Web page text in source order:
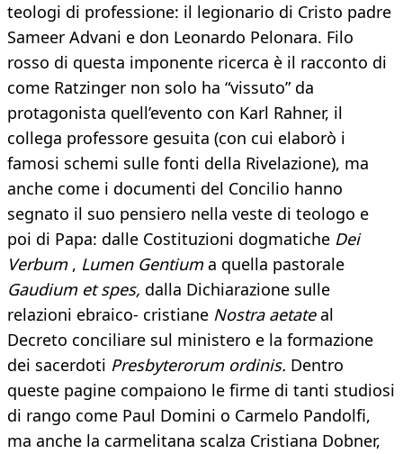
teologi di professione: il legionario di Cristo padre
Sameer Advani e don Leonardo Pelonara. Filo
rosso di questa imponente ricerca è il racconto di
come Ratzinger non solo ha “vissuto” da
protagonista quell’evento con Karl Rahner, il
collega professore gesuita (con cui elaborò i
famosi schemi sulle fonti della Rivelazione), ma
anche come i documenti del Concilio hanno
segnato il suo pensiero nella veste di teologo e
poi di Papa: dalle Costituzioni dogmatiche Dei
Verbum, Lumen Gentiuma quella pastorale
Gaudium et spes, dalla Dichiarazione sulle
relazioni ebraico- cristiane Nostra aetateal
Decreto conciliare sul ministero e la formazione
dei sacerdoti Presbyterorum ordinis. Dentro
queste pagine compaiono le firme di tanti studiosi
di rango come Paul Domini o Carmelo Pandolfi,
ma anche la carmelitana scalza Cristiana Dobner,